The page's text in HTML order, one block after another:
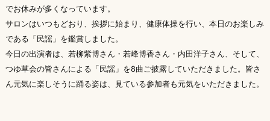
でお休みが多くなっています。
サロンはいつもどおり、挨拶に始まり、健康体操を行い、本日のお楽しみ
である「民謡」を鑑賞しました。
今日の出演者は、若柳紫博さん・若峰博香さん・内田洋子さん、そして、
つゆ草会の皆さんによる「民謡」を8曲ご披露していただきました。皆さ
ん元気に楽しそうに踊る姿は、見ている参加者も元気をいただきました。